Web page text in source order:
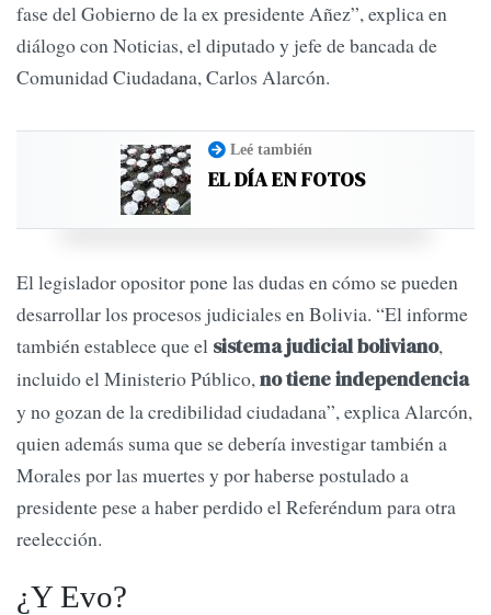
fase del Gobierno de la ex presidente Añez”, explica en
diálogo con Noticias, el diputado y jefe de bancada de
Comunidad Ciudadana, Carlos Alarcón.
Leé también
EL DÍA EN FOTOS
El legislador opositor pone las dudas en cómo se pueden
desarrollar los procesos judiciales en Bolivia. “El informe
también establece que el sistema judicial boliviano,
incluido el Ministerio Público,no tiene independencia
y no gozan de la credibilidad ciudadana”, explica Alarcón,
quien además suma que se debería investigar también a
Morales por las muertes y por haberse postulado a
presidente pese a haber perdido el Referéndum para otra
reelección.
¿Y Evo?